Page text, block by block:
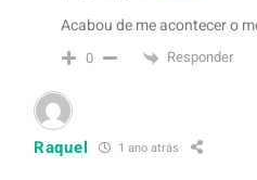
Acabou de me acontecer o
0 Responder
Raquel 1 ano atrás